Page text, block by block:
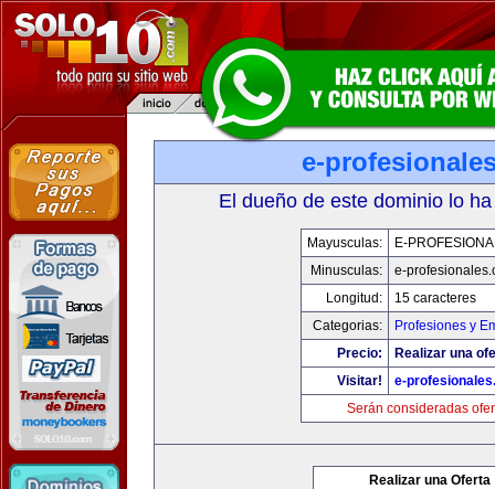
e-
El dueño de este dominio lo
Mayusculas:
E-
Minusculas:
e-
Longitud:
15 caracteres
Categorias:
Profesiones y
Precio:
Realizar una
Visitar!
e-
Serán consideradas
Realizar una Oferta